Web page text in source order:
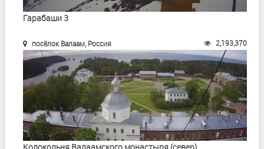
Гарабаши 3
посёлок Валаам, Россия 2,193,370